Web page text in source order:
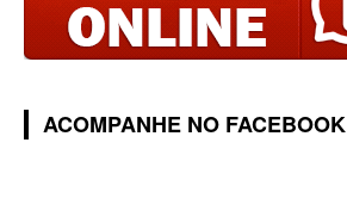
ACOMPANHE NO FACEBOOK